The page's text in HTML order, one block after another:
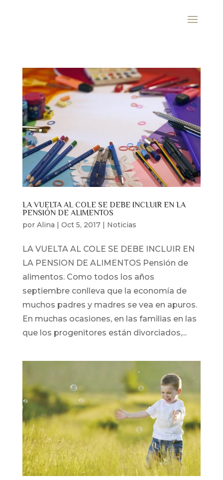
LA VUELTA AL COLE SE DEBE INCLUIR EN LA
PENSIÓN DE ALIMENTOS
por Alina | Oct 5, 2017| Noticias
LA VUELTA AL COLE SE DEBE INCLUIR EN
LA PENSION DE ALIMENTOS Pensión de
alimentos. Como todos los años
septiembre conlleva que la economía de
muchos padres y madres se vea en apuros.
En muchas ocasiones, en las familias en las
que los progenitores están divorciados,...